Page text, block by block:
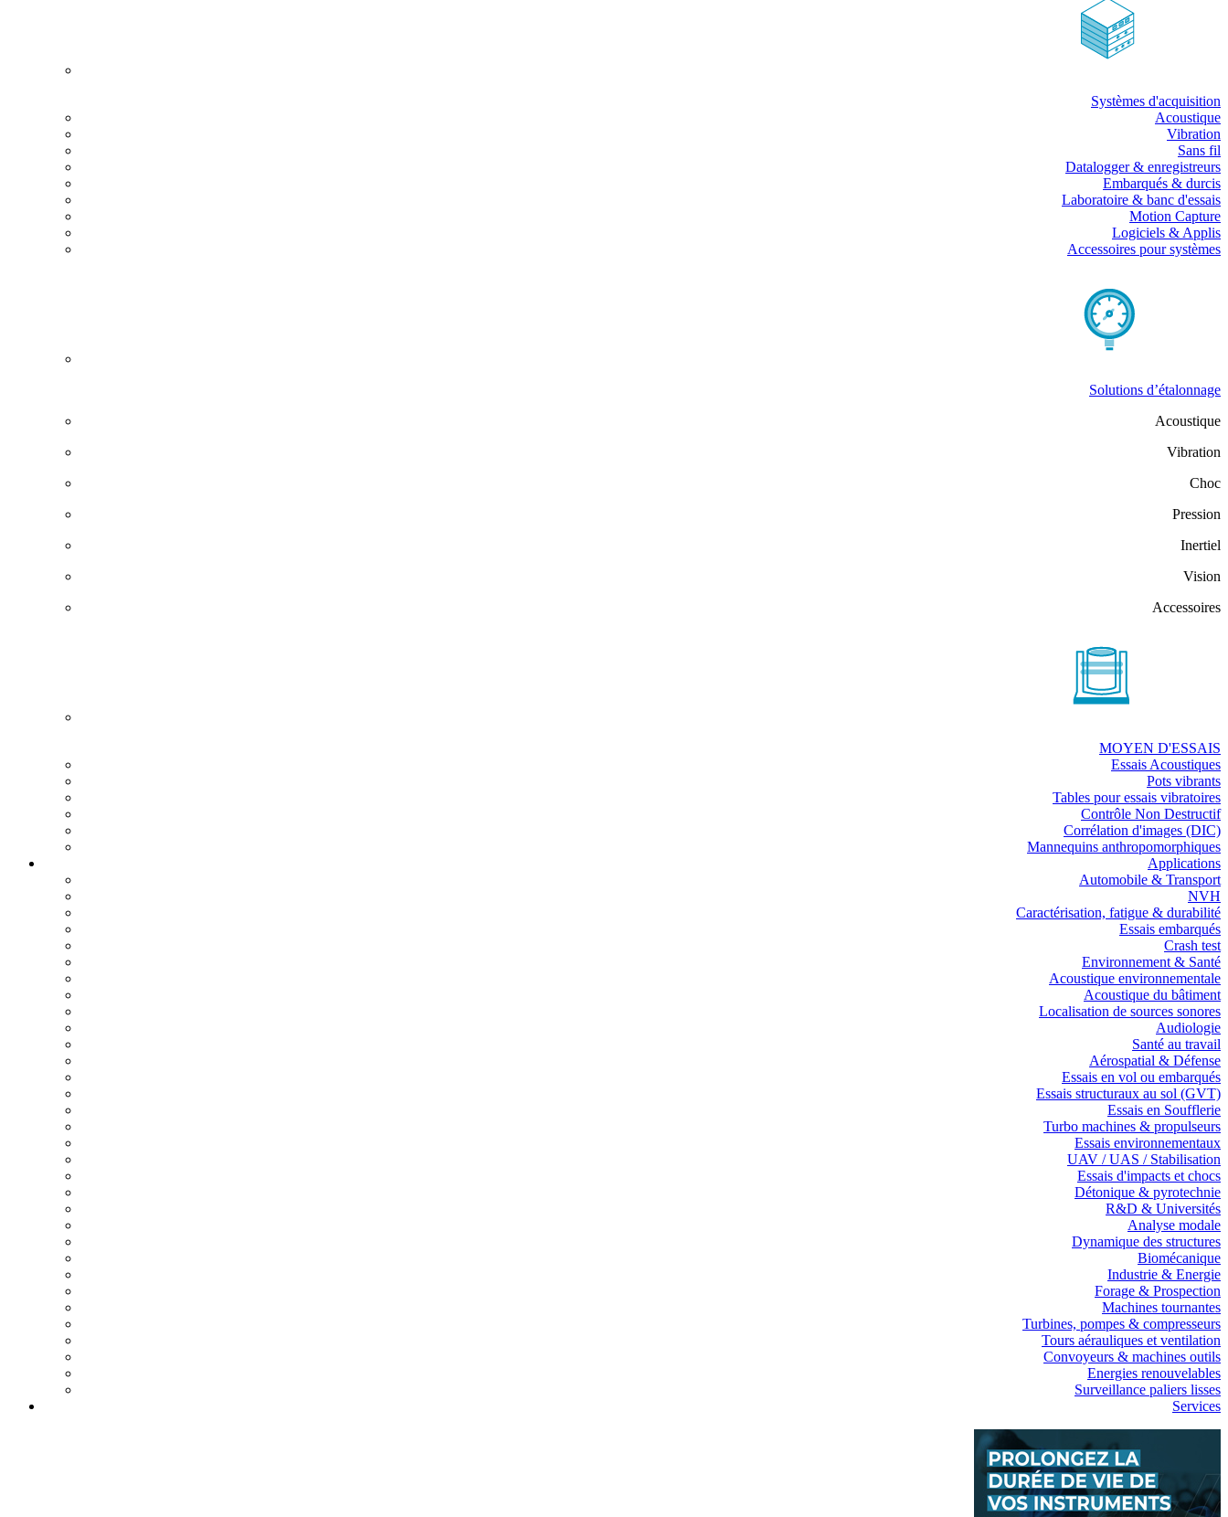
Systèmes d'acquisition
Acoustique
Vibration
Sans fil
Datalogger & enregistreurs
Embarqués & durcis
Laboratoire & banc d'essais
Motion Capture
Logiciels & Applis
Accessoires pour systèmes
Solutions d’étalonnage
Acoustique
Vibration
Choc
Pression
Inertiel
Vision
Accessoires
MOYEN D'ESSAIS
Essais Acoustiques
Pots vibrants
Tables pour essais vibratoires
Contrôle Non Destructif
Corrélation d'images (DIC)
Mannequins anthropomorphiques
Applications
Automobile & Transport
NVH
Caractérisation, fatigue & durabilité
Essais embarqués
Crash test
Environnement & Santé
Acoustique environnementale
Acoustique du bâtiment
Localisation de sources sonores
Audiologie
Santé au travail
Aérospatial & Défense
Essais en vol ou embarqués
Essais structuraux au sol (GVT)
Essais en Soufflerie
Turbo machines & propulseurs
Essais environnementaux
UAV / UAS / Stabilisation
Essais d'impacts et chocs
Détonique & pyrotechnie
R&D & Universités
Analyse modale
Dynamique des structures
Biomécanique
Industrie & Energie
Forage & Prospection
Machines tournantes
Turbines, pompes & compresseurs
Tours aérauliques et ventilation
Convoyeurs & machines outils
Energies renouvelables
Surveillance paliers lisses
Services